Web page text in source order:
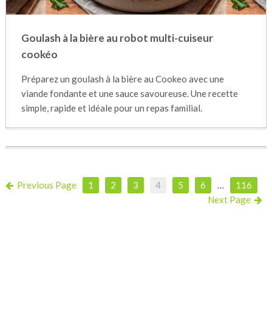
Goulash à la bière au robot multi-cuiseur
cookéo
Préparez un goulash à la bière au Cookeo avec une
viande fondante et une sauce savoureuse. Une recette
simple, rapide et idéale pour un repas familial.
Previous Page 1 2 3 4 5 6 …
116
Next Page